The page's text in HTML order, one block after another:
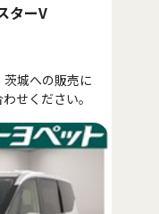
ターV
城への販売に
せください。